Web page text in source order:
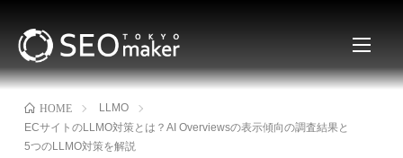
HOME
LLMO
ECサイトのLLMO対策とは？AI Overviewsの表示傾向の調査結果と
5つのLLMO対策を解説